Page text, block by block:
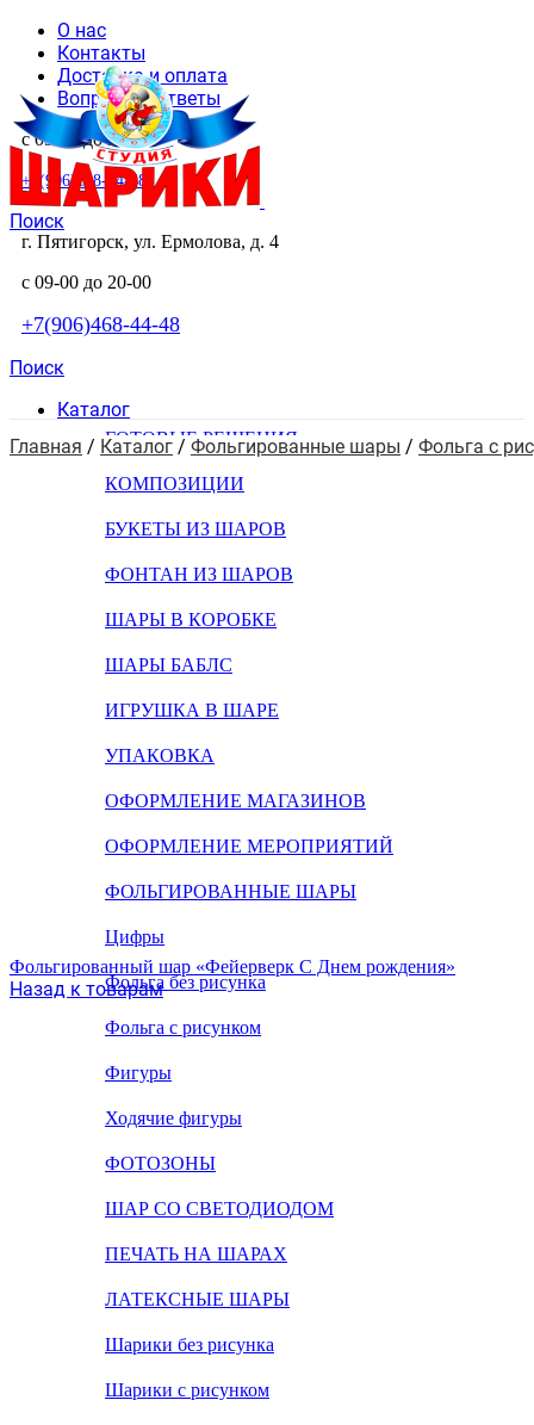
О нас
Контакты
Доставка и оплата
Вопросы и ответы
с 09-00 до 20-00
+7(906)468-44-48
Поиск
г. Пятигорск, ул. Ермолова, д. 4
с 09-00 до 20-00
+7(906)468-44-48
Поиск
Каталог
ГОТОВЫЕ РЕШЕНИЯ
КОМПОЗИЦИИ
БУКЕТЫ ИЗ ШАРОВ
ФОНТАН ИЗ ШАРОВ
ШАРЫ В КОРОБКЕ
ШАРЫ БАБЛС
ИГРУШКА В ШАРЕ
УПАКОВКА
ОФОРМЛЕНИЕ МАГАЗИНОВ
ОФОРМЛЕНИЕ МЕРОПРИЯТИЙ
ФОЛЬГИРОВАННЫЕ ШАРЫ
Цифры
Фольга без рисунка
Фольга с рисунком
Фигуры
Ходячие фигуры
ФОТОЗОНЫ
ШАР СО СВЕТОДИОДОМ
ПЕЧАТЬ НА ШАРАХ
ЛАТЕКСНЫЕ ШАРЫ
Шарики без рисунка
Шарики с рисунком
Главная / Каталог / Фольгированные шары / Фольга с
Фольгированный шар «Фейерверк С Днем рождения»
Назад к товарам